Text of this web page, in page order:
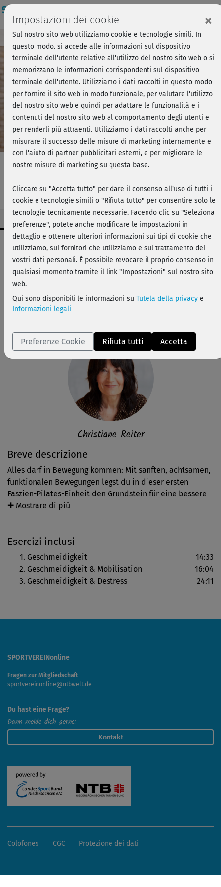
Play
Video
Breve anteprima - Forza, si parte! Accedi
Faszien-Pilates - Kurs 1
Breve descrizione
Alles darf in Bewegung kommen: Mit sanften, achtsamen,
funktionalen Bewegungen legst du in dieser ersten
Faszien-Pilates-Einheit den Grundstein für eine bessere
Körperwahrnehmung sowie mehr fasziale Elastizität und
Geschmeidigkeit, Mobilisation und zum Entspannen.
✚ Mostrare di più
Esercizi inclusi
Geschmeidigkeit
14:33
Geschmeidigkeit & Mobilisation
16:04
Geschmeidigkeit & Destress
24:11
Dati workout
facile
55 min
99 kcal
Christiane Reiter
Christiane Reiter
SPORTVEREINonline
Fragen zur Mitgliedschaft
sportvereinonline@ntbwelt.de
Du hast eine Frage?
Dann melde dich gerne:
Kontakt
Colofones CGC Protezione dei dati
Impostazioni dei cookie ×
Sul nostro sito web utilizziamo cookie e tecnologie simili. In
questo modo, si accede alle informazioni sul dispositivo
terminale dell'utente relative all'utilizzo del nostro sito web o si
memorizzano le informazioni corrispondenti sul dispositivo
terminale dell'utente. Utilizziamo i dati raccolti in questo modo
per fornire il sito web in modo funzionale, per valutare l'utilizzo
del nostro sito web e quindi per adattare le funzionalità e i
contenuti del nostro sito web al comportamento degli utenti e
per renderli più attraenti. Utilizziamo i dati raccolti anche per
misurare il successo delle misure di marketing internamente e
con l'aiuto di partner pubblicitari esterni, e per migliorare le
nostre misure di marketing su questa base.
Cliccare su "Accetta tutto" per dare il consenso all'uso di tutti i
cookie e tecnologie simili o "Rifiuta tutto" per consentire solo le
tecnologie tecnicamente necessarie. Facendo clic su "Seleziona
preferenze", potete anche modificare le impostazioni in
dettaglio e ottenere ulteriori informazioni sui tipi di cookie che
utilizziamo, sui fornitori che utilizziamo e sul trattamento dei
vostri dati personali. È possibile revocare il proprio consenso in
qualsiasi momento tramite il link "Impostazioni" sul nostro sito
web.
Qui sono disponibili le informazioni su Tutela della privacy e
Informazioni legali
Preferenze Cookie Rifiuta tutti Accetta